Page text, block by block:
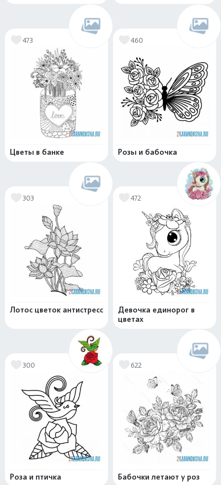
473
Цветы в банке
460
Розы и бабочка
303
Лотос цветок антистресс
472
Девочка единорог в
цветах
300
Роза и птичка
622
Бабочки летают у роз